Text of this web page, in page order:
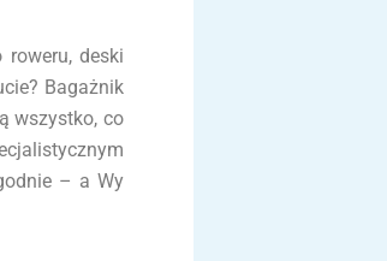
roweru, deski
Bagażnik
wszystko, co
– a Wy